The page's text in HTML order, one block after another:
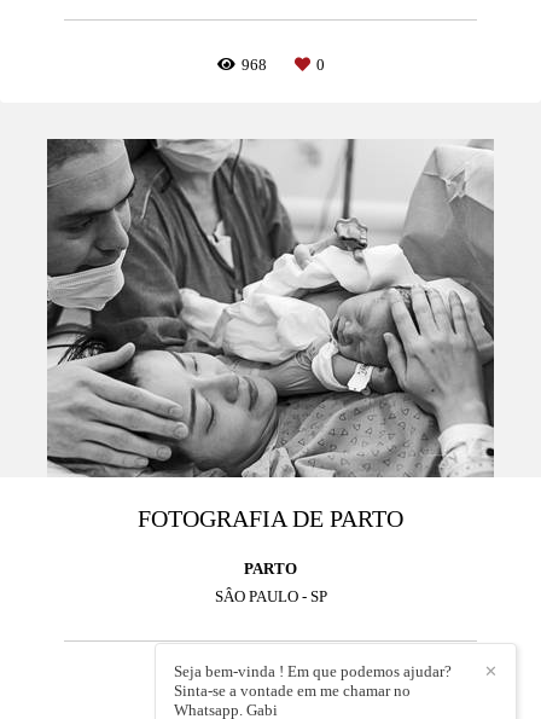
968 0
FOTOGRAFIA DE PARTO
PARTO
SÂO PAULO - SP
2972 16
✕
Seja bem-vinda ! Em que podemos ajudar?
Sinta-se a vontade em me chamar no
Whatsapp. Gabi